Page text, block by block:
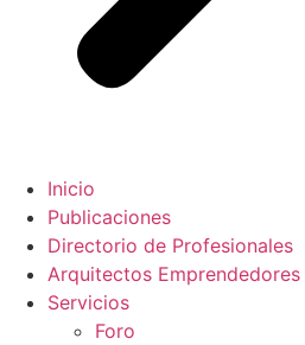
Inicio
Publicaciones
Directorio de Profesionales
Arquitectos Emprendedores
Servicios
Foro